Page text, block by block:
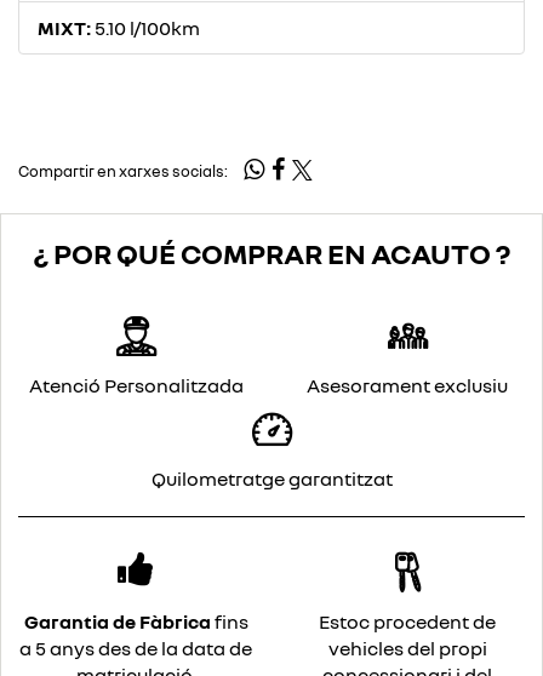
MIXT: 5.10 l/100km
Compartir en xarxes socials:
¿ POR QUÉ COMPRAR EN ACAUTO ?
Atenció Personalitzada Asesorament exclusiu
Quilometratge garantitzat
Garantia de Fàbrica fins
a 5 anys des de la data de
Estoc procedent de
vehicles del propi